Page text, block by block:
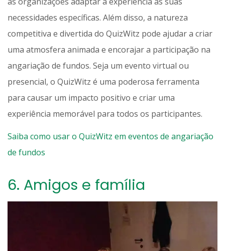
necessidades específicas. Além disso, a natureza
competitiva e divertida do QuizWitz pode ajudar a criar
uma atmosfera animada e encorajar a participação na
angariação de fundos. Seja um evento virtual ou
presencial, o QuizWitz é uma poderosa ferramenta
para causar um impacto positivo e criar uma
experiência memorável para todos os participantes.
Saiba como usar o QuizWitz em eventos de angariação
de fundos
6. Amigos e família